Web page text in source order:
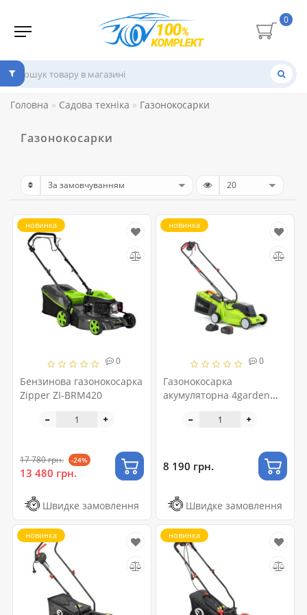
0
Головна Садова техніка Газонокосарки
Газонокосарки
0
Бензинова газонокосарка
Zipper ZI-BRM420
новинка
17 780 грн. -24%
13 480 грн.
Швидке замовлення
0
Газонокосарка
акумуляторна 4garden
новинка
8 190 грн.
Швидке замовлення
новинка новинка